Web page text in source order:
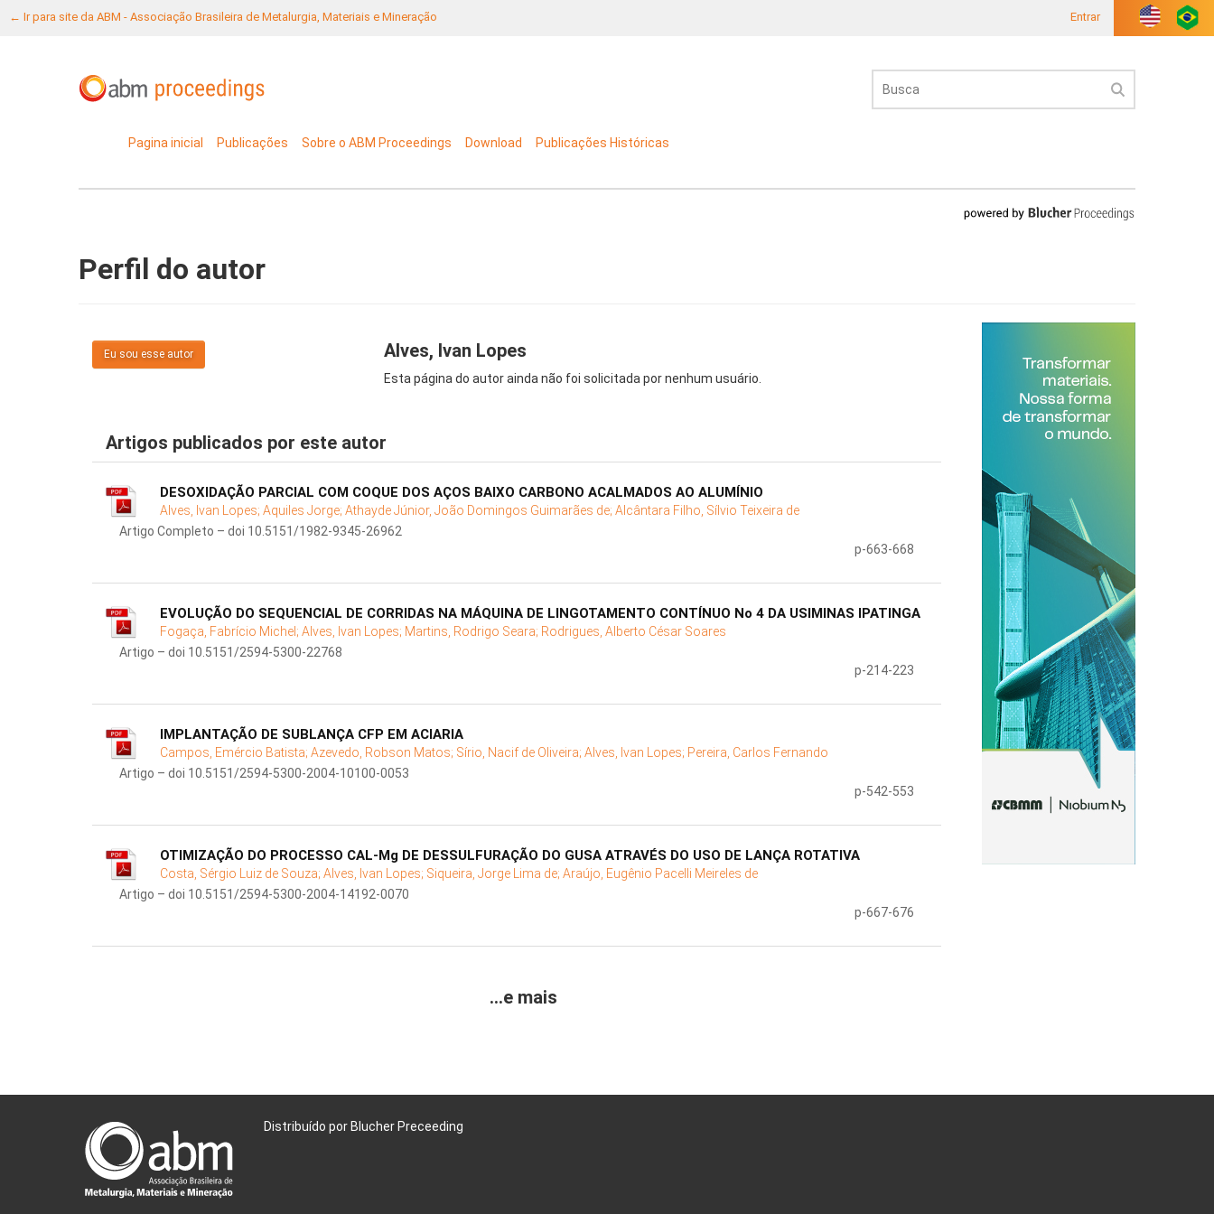
← Ir para site da ABM - Associação Brasileira de Metalurgia, Materiais e Mineração Entrar
Pagina inicial Publicações Sobre o ABM Proceedings Download Publicações Históricas
Perfil do autor
Eu sou esse autor Alves, Ivan Lopes
Esta página do autor ainda não foi solicitada por nenhum usuário.
Artigos publicados por este autor
DESOXIDAÇÃO PARCIAL COM COQUE DOS AÇOS BAIXO CARBONO ACALMADOS AO ALUMÍNIO
Alves, Ivan Lopes; Aquiles Jorge; Athayde Júnior, João Domingos Guimarães de; Alcântara Filho, Sílvio Teixeira de
Artigo Completo – doi 10.5151/1982-9345-26962
p-663-668
EVOLUÇÃO DO SEQUENCIAL DE CORRIDAS NA MÁQUINA DE LINGOTAMENTO CONTÍNUO No 4 DA USIMINAS IPATINGA
Fogaça, Fabrício Michel; Alves, Ivan Lopes; Martins, Rodrigo Seara; Rodrigues, Alberto César Soares
Artigo – doi 10.5151/2594-5300-22768
p-214-223
IMPLANTAÇÃO DE SUBLANÇA CFP EM ACIARIA
Campos, Emércio Batista; Azevedo, Robson Matos; Sírio, Nacif de Oliveira; Alves, Ivan Lopes; Pereira, Carlos Fernando
Artigo – doi 10.5151/2594-5300-2004-10100-0053
p-542-553
OTIMIZAÇÃO DO PROCESSO CAL-Mg DE DESSULFURAÇÃO DO GUSA ATRAVÉS DO USO DE LANÇA ROTATIVA
Costa, Sérgio Luiz de Souza; Alves, Ivan Lopes; Siqueira, Jorge Lima de; Araújo, Eugênio Pacelli Meireles de
Artigo – doi 10.5151/2594-5300-2004-14192-0070
p-667-676
...e mais
Distribuído por Blucher Preceeding